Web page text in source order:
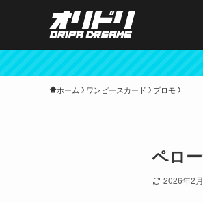
ホーム ワンピースカード プロモ
ペロ
2026年2